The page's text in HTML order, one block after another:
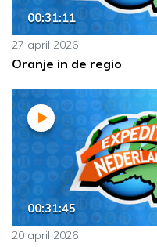
00:31:11
27 april 2026
Oranje in de regio
00:31:45
20 april 2026